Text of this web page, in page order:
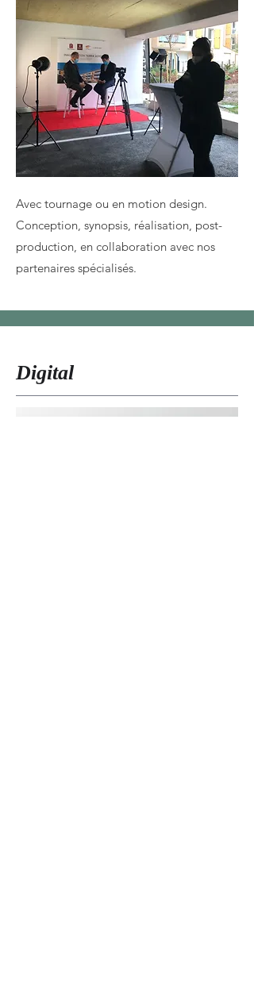
Avec tournage ou en motion design.
Conception, synopsis, réalisation, post-
production, en collaboration avec nos
partenaires spécialisés.
Digital